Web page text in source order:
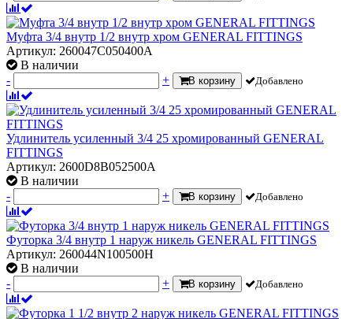
Муфта 3/4 внутр 1/2 внутр хром GENERAL FITTINGS
Артикул: 260047C050400A
В наличии
-
+ В корзину Добавлено
Удлинитель усиленный 3/4 25 хромированный GENERAL
FITTINGS
Артикул: 2600D8B052500A
В наличии
-
+ В корзину Добавлено
Футорка 3/4 внутр 1 наруж никель GENERAL FITTINGS
Артикул: 260044N100500H
В наличии
-
+ В корзину Добавлено